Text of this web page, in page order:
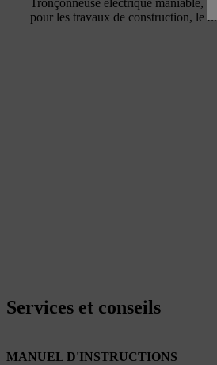
Tronçonneuse électrique maniable,
pour les travaux de construction, le
Services et conseils
MANUEL D'INSTRUCTIONS